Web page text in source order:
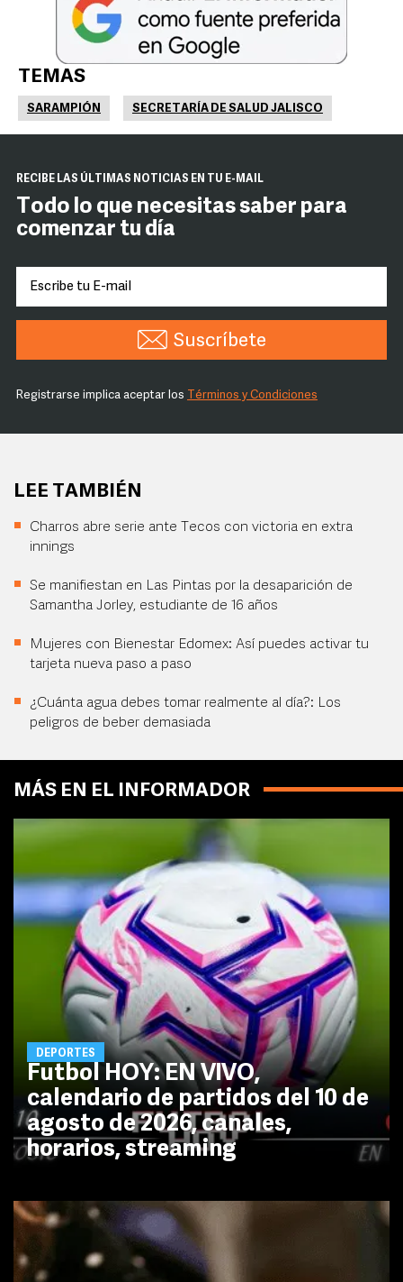
TEMAS
SARAMPIÓN SECRETARÍA DE SALUD JALISCO
RECIBE LAS ÚLTIMAS NOTICIAS EN TU E-MAIL
Todo lo que necesitas saber para
comenzar tu día
Suscríbete
Registrarse implica aceptar los Términos y Condiciones
LEE TAMBIÉN
Charros abre serie ante Tecos con victoria en extra
innings
Se manifiestan en Las Pintas por la desaparición de
Samantha Jorley, estudiante de 16 años
Mujeres con Bienestar Edomex: Así puedes activar tu
tarjeta nueva paso a paso
¿Cuánta agua debes tomar realmente al día?: Los
peligros de beber demasiada
MÁS EN EL INFORMADOR
DEPORTES
Futbol HOY: EN VIVO,
calendario de partidos del 10 de
agosto de 2026, canales,
horarios, streaming